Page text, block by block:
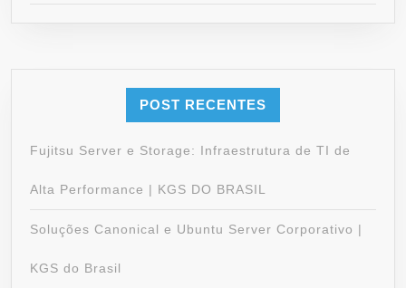
POST RECENTES
Fujitsu Server e Storage: Infraestrutura de TI de
Alta Performance | KGS DO BRASIL
Soluções Canonical e Ubuntu Server Corporativo |
KGS do Brasil